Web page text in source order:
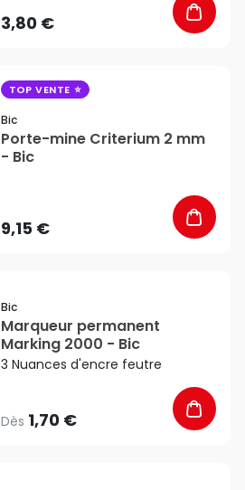
3,80 €
TOP VENTE
Bic
Porte-mine Criterium 2 mm
- Bic
9,15 €
Bic
Marqueur permanent
Marking 2000 - Bic
3 Nuances d'encre feutre
Dès 1,70 €